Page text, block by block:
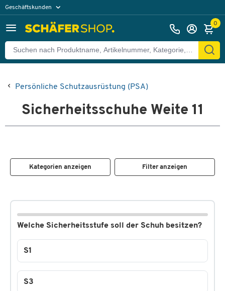
Geschäftskunden
0
Persönliche Schutzausrüstung (PSA)
Sicherheitsschuhe Weite 11
Kategorien anzeigen Filter anzeigen
Welche Sicherheitsstufe soll der Schuh besitzen?
S1
S3